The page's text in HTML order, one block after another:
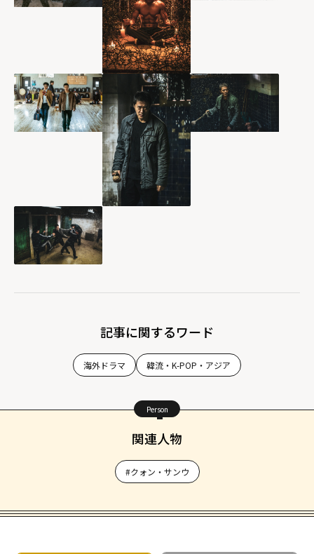
記事に関するワード
海外ドラマ 韓流・K-POP・アジア
Person
関連人物
#クォン・サンウ